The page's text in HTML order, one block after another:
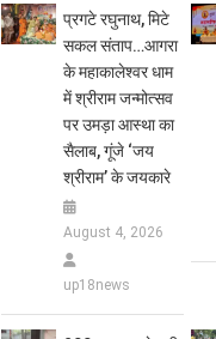
प्रगटे रघुनाथ, मिटे
सकल संताप…आगरा
के महाकालेश्वर धाम
में श्रीराम जन्मोत्सव
पर उमड़ा आस्था का
सैलाब, गूंजे ‘जय
श्रीराम’ के जयकारे
August 4, 2026
up18news